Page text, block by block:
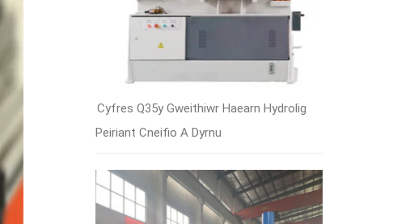
Cyfres Q35y Gweithiwr Haearn Hydrolig
Peiriant Cneifio A Dyrnu